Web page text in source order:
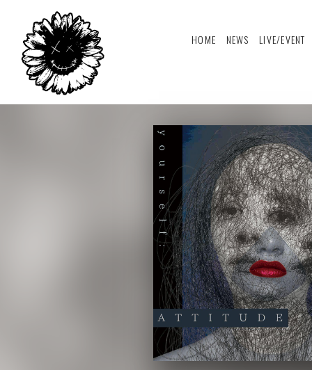
HOME NEWS LIVE/EVENT